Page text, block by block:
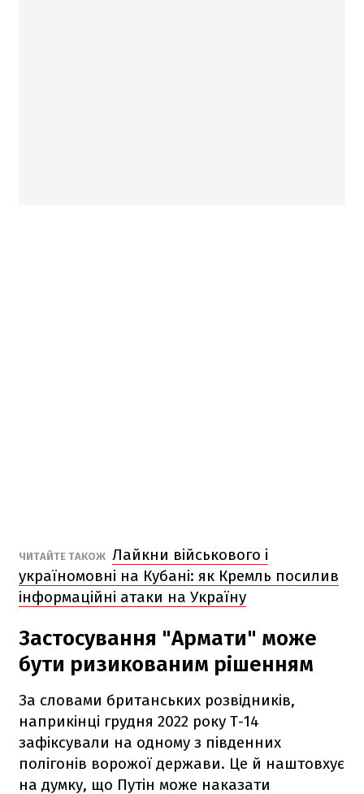
ЧИТАЙТЕ ТАКОЖ Лайкни військового і
україномовні на Кубані: як Кремль посилив
інформаційні атаки на Україну
Застосування "Армати" може
бути ризикованим рішенням
За словами британських розвідників,
наприкінці грудня 2022 року Т-14
зафіксували на одному з південних
полігонів ворожої держави. Це й наштовхує
на думку, що Путін може наказати